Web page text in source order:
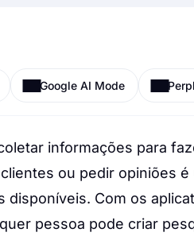
Google AI Mode
informações para
ou pedir opiniões
disponíveis. Com os
pessoa pode criar